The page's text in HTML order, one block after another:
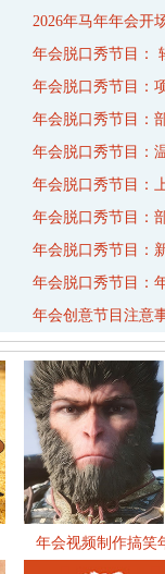
2026年马年年会开
年会脱口秀节目：
年会脱口秀节目：
年会脱口秀节目：
年会脱口秀节目：
年会脱口秀节目：
年会脱口秀节目：
年会脱口秀节目：
年会脱口秀节目：
年会创意节目注意
年会视频制作搞